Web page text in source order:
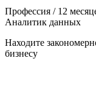
Профессия / 12
Аналитик данных
Находите
бизнесу